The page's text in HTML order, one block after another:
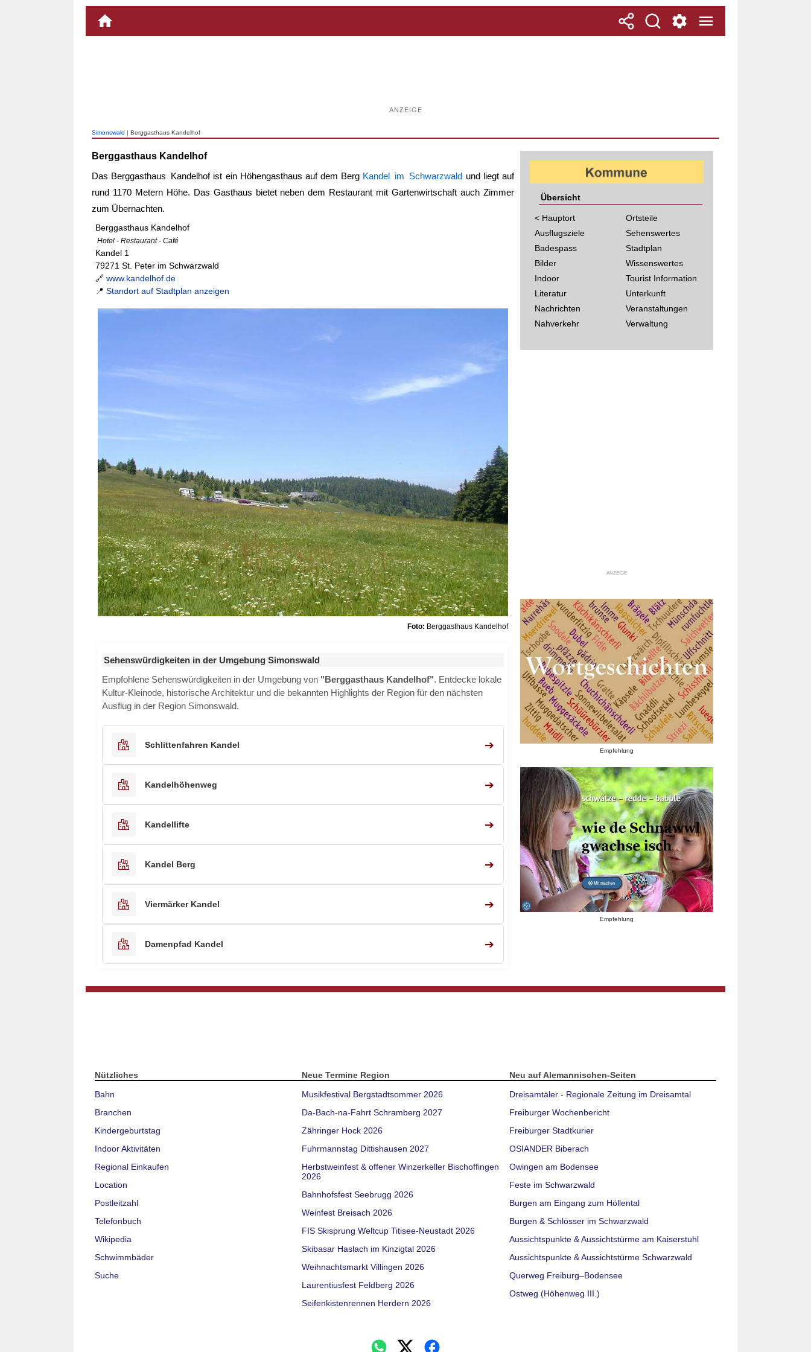
ANZEIGE
Simonswald | Berggasthaus Kandelhof
Berggasthaus Kandelhof
Das Berggasthaus Kandelhofist ein Höhengasthaus auf dem Berg Kandel im Schwarzwald und liegt auf
rund 1170 Metern Höhe. Das Gasthaus bietet neben dem Restaurant mit Gartenwirtschaft auch Zimmer
zum Übernachten.
Berggasthaus Kandelhof
Hotel - Restaurant - Café
Kandel 1
79271 St. Peter im Schwarzwald
🔗 www.kandelhof.de
📍 Standort auf Stadtplan anzeigen
Foto: Berggasthaus Kandelhof
Sehenswürdigkeiten in der Umgebung Simonswald
Empfohlene Sehenswürdigkeiten in der Umgebung von "Berggasthaus Kandelhof". Entdecke lokale
Kultur-Kleinode, historische Architektur und die bekannten Highlights der Region für den nächsten
Ausflug in der Region Simonswald.
Schlittenfahren Kandel ➔
Kandelhöhenweg ➔
Kandellifte ➔
Kandel Berg ➔
Viermärker Kandel ➔
Damenpfad Kandel ➔
Übersicht
< Hauptort
Ausflugsziele
Badespass
Bilder
Indoor
Literatur
Nachrichten
Nahverkehr
Ortsteile
Sehenswertes
Stadtplan
Wissenswertes
Tourist Information
Unterkunft
Veranstaltungen
Verwaltung
ANZEIGE
Empfehlung
Empfehlung
Nützliches
Bahn
Branchen
Kindergeburtstag
Indoor Aktivitäten
Regional Einkaufen
Location
Postleitzahl
Telefonbuch
Wikipedia
Schwimmbäder
Suche
Neue Termine Region
Musikfestival Bergstadtsommer 2026
Da-Bach-na-Fahrt Schramberg 2027
Zähringer Hock 2026
Fuhrmannstag Dittishausen 2027
Herbstweinfest & offener Winzerkeller Bischoffingen
2026
Bahnhofsfest Seebrugg 2026
Weinfest Breisach 2026
FIS Skisprung Weltcup Titisee-Neustadt 2026
Skibasar Haslach im Kinzigtal 2026
Weihnachtsmarkt Villingen 2026
Laurentiusfest Feldberg 2026
Seifenkistenrennen Herdern 2026
Neu auf Alemannischen-Seiten
Dreisamtäler - Regionale Zeitung im Dreisamtal
Freiburger Wochenbericht
Freiburger Stadtkurier
OSIANDER Biberach
Owingen am Bodensee
Feste im Schwarzwald
Burgen am Eingang zum Höllental
Burgen & Schlösser im Schwarzwald
Aussichtspunkte & Aussichtstürme am Kaiserstuhl
Aussichtspunkte & Aussichtstürme Schwarzwald
Querweg Freiburg–Bodensee
Ostweg (Höhenweg III.)